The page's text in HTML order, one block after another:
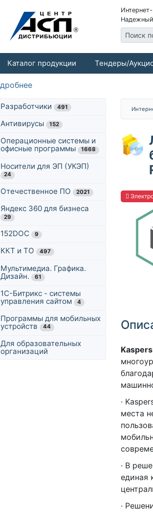
Поиск
Каталог продукции Тендеры/
Разработчики 491
Антивирусы 152
Операционные системы и
офисные программы
1668
Носители для ЭП (УКЭП)
24
Отечественное ПО 2021
Яндекс 360 для бизнеса
29
152DOC 9
ККТ и ТО 497
Мультимедиа. Графика.
Дизайн.
61
1С-Битрикс - системы
управления сайтом
4
Программы для мобильных
устройств
44
Для образовательных
организаций
·
места
· В
единая
·